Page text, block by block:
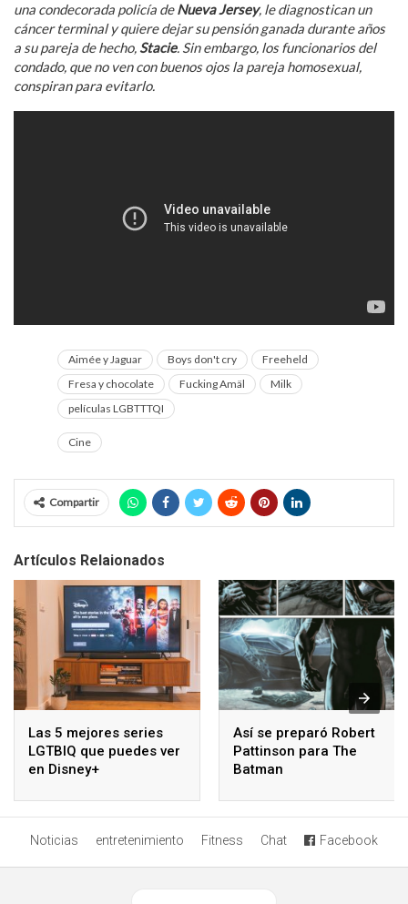
una condecorada policía deNueva Jersey, le diagnostican un
cáncer terminal y quiere dejar su pensión ganada durante años
a su pareja de hecho, Stacie. Sin embargo, los funcionarios del
condado, que no ven con buenos ojos la pareja homosexual,
conspiran para evitarlo.
Aimée y Jaguar Boys don't cry
Freeheld
Fresa y chocolate
Fucking Amäl
Milk
películas LGBTTTQI
Cine
Compartir
Artículos Relaionados
Las 5 mejores series
LGTBIQ que puedes ver
en Disney+
Así se preparó Robert
Pattinson para The
Batman
Noticias entretenimiento Fitness Chat Facebook